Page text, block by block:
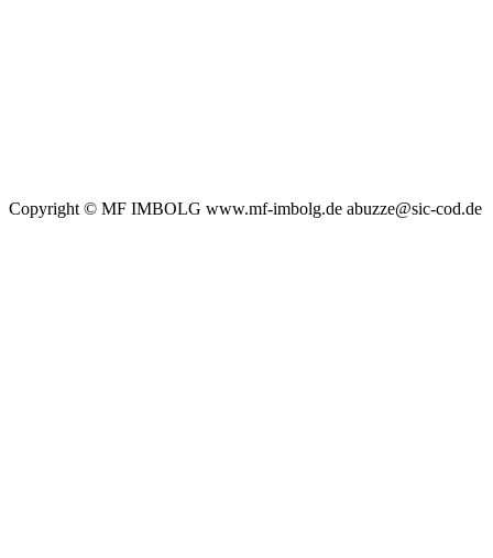
Copyright © MF IMBOLG www.mf-imbolg.de abuzze@sic-cod.de